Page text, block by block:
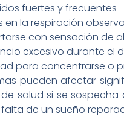
fuertes y frecuentes
en la respiración
con sensación de
excesivo durante el
para concentrarse o
pueden afectar
salud si se
de un sueño